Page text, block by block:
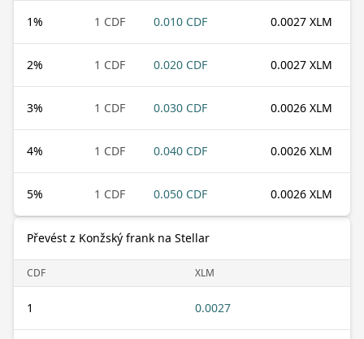
1% 1 CDF 0.010 CDF 0.0027 XLM
2% 1 CDF 0.020 CDF 0.0027 XLM
3% 1 CDF 0.030 CDF 0.0026 XLM
4% 1 CDF 0.040 CDF 0.0026 XLM
5% 1 CDF 0.050 CDF 0.0026 XLM
Převést z Konžský frank na Stellar
CDF XLM
1 0.0027